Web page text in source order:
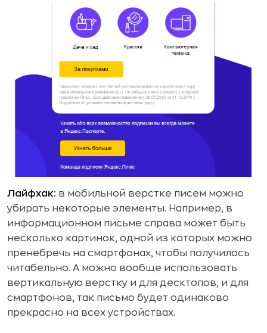
Лайфхак: в мобильной верстке писем можно
убирать некоторые элементы. Например, в
информационном письме справа может быть
несколько картинок, одной из которых можно
пренебречь на смартфонах, чтобы получилось
читабельно. А можно вообще использовать
вертикальную верстку и для десктопов, и для
смартфонов, так письмо будет одинаково
прекрасно на всех устройствах.